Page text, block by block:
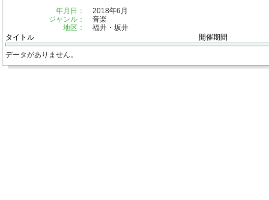
年月日：
2018年6月
ジャンル：
音楽
地区：
福井・坂井
タイトル
開催期間
データがありません。